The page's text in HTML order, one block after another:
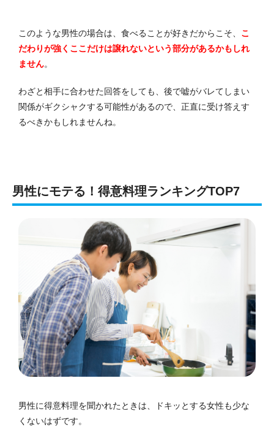
このような男性の場合は、食べることが好きだからこそ、 こ
だわりが強くここだけは譲れないという部分があるかもしれ
ません。
わざと相手に合わせた回答をしても、後で嘘がバレてしまい
関係がギクシャクする可能性があるので、正直に受け答えす
るべきかもしれませんね。
男性にモテる！得意料理ランキングTOP7
男性に得意料理を聞かれたときは、ドキッとする女性も少な
くないはずです。